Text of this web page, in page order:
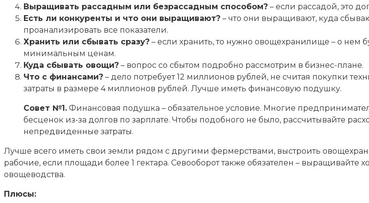
Выращивать рассадным или безрассадным способом? – если рассадой, это
Есть ли конкуренты и что они выращивают? – что они выращивают, куда
проанализировать все показатели.
Хранить или сбывать сразу? – если хранить, то нужно овощехранилище – о нем
минимальным ценам.
Куда сбывать овощи? – вопрос со сбытом подробно рассмотрим в бизнес-плане.
Что с финансами? – дело потребует 12 миллионов рублей, не считая покупки
затраты в размере 4 миллионов рублей. Лучше иметь финансовую подушку.
Совет №1. Финансовая подушка – обязательное условие. Многие
бесценок из-за долгов по зарплате. Чтобы подобного не было, рассчитывайте
непредвиденные затраты.
Лучше всего иметь свои земли рядом с другими фермерствами, выстроить
рабочие, если площади более 1 гектара. Севооборот также обязателен –
овощеводства.
Плюсы: